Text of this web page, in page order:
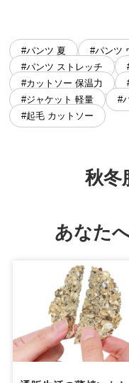
#パンツ 夏 #パンツ
#パンツ ストレッチ
#カットソー 保温力
#ジャケット 軽量
#
#起毛 カットソー
秋冬
あなた